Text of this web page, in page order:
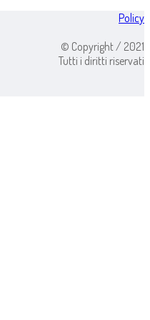
Policy
© Copyright / 2021
Tutti i diritti riservati